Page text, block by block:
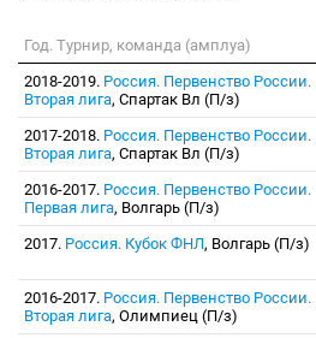
Год. Турнир, команда (амплуа)
2018-2019. Россия. Первенство России.
Вторая лига, Спартак Вл (П/з)
2017-2018. Россия. Первенство России.
Вторая лига, Спартак Вл (П/з)
2016-2017. Россия. Первенство России.
Первая лига, Волгарь (П/з)
2017. Россия. Кубок ФНЛ, Волгарь (П/з)
2016-2017. Россия. Первенство России.
Вторая лига, Олимпиец (П/з)